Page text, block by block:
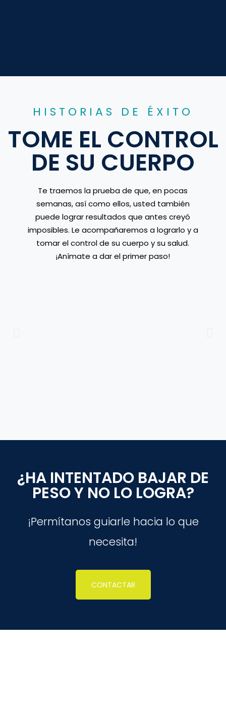
HISTORIAS DE ÉXITO
TOME EL CONTROL
DE SU CUERPO
Te traemos la prueba de que, en pocas
semanas, así como ellos, usted también
puede lograr resultados que antes creyó
imposibles. Le acompañaremos a lograrlo y a
tomar el control de su cuerpo y su salud.
¡Anímate a dar el primer paso!
¿HA INTENTADO BAJAR DE
PESO Y NO LO LOGRA?
¡Permítanos guiarle hacia lo que
necesita!
CONTACTAR